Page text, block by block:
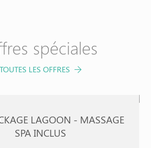
spéciales
TOUTES LES OFFRES
LAGOON - MASSAGE
SPA INCLUS